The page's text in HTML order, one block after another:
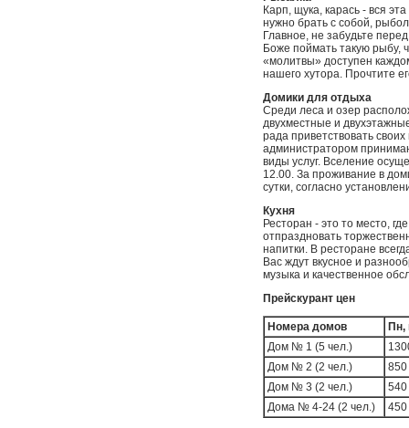
Карп, щука, карась - вся
нужно брать с собой,
Главное, не забудьте
Боже поймать такую рыбу,
«молитвы» доступен
нашего хутора. Прочтите
Домики для отдыха
Среди леса и озер
двухместные и
рада приветствовать
администратором
виды услуг. Вселение
12.00. За проживание в
сутки, согласно
Кухня
Ресторан - это то место,
отпраздновать
напитки. В ресторане
Вас ждут вкусное и
музыка и качественное
Прейскурант цен
Номера домов
Пн,
Дом № 1 (5 чел.)
Дом № 2 (2 чел.)
850
Дом № 3 (2 чел.)
540
Дома № 4-24 (2 чел.)
450